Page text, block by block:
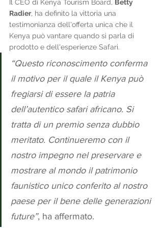
Il CEO di Kenya Tourism Board, Betty
Radier, ha definito la vittoria una
testimonianza dell'offerta unica che il
Kenya può vantare quando si parla di
prodotto e dell'esperienze Safari.
“Questo riconoscimento conferma
il motivo per il quale il Kenya può
fregiarsi di essere la patria
dell’autentico safari africano. Si
tratta di un premio senza dubbio
meritato. Continueremo con il
nostro impegno nel preservare e
mostrare al mondo il patrimonio
faunistico unico conferito al nostro
paese per il bene delle generazioni
future”, ha affermato.